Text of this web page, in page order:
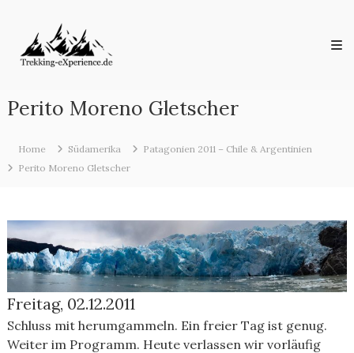
content
eXperience.de
Reiseberichte
aus
Welt
Perito Moreno Gletscher
Home Südamerika
Patagonien 2011 – Chile & Argentinien
Perito Moreno Gletscher
Freitag, 02.12.2011
Schluss mit herumgammeln. Ein freier Tag ist genug.
Weiter im Programm. Heute verlassen wir vorläufig